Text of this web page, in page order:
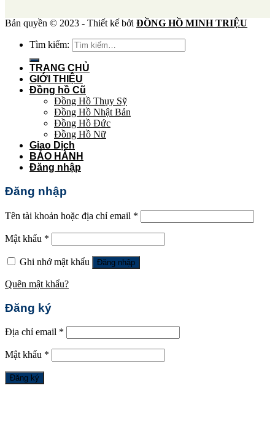
Bản quyền © 2023 - Thiết kế bởi ĐỒNG HỒ MINH TRIỆU
Tìm kiếm:
TRANG CHỦ
GIỚI THIỆU
Đồng hồ Cũ
Đồng Hồ Thụy Sỹ
Đồng Hồ Nhật Bản
Đồng Hồ Đức
Đồng Hồ Nữ
Giao Dịch
BẢO HÀNH
Đăng nhập
Đăng nhập
Tên tài khoản hoặc địa chỉ email *
Mật khẩu *
Ghi nhớ mật khẩu Đăng nhập
Quên mật khẩu?
Đăng ký
Địa chỉ email *
Mật khẩu *
Đăng ký